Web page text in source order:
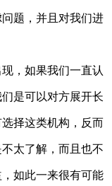
题，并且对我们进
，如果我们一直认
是可以对方展开长
择这类机构，反而
太了解，而且也不
如此一来很有可能